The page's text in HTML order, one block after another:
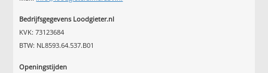
Bedrijfsgegevens Loodgieter.nl
KVK: 73123684
BTW: NL8593.64.537.B01
Openingstijden